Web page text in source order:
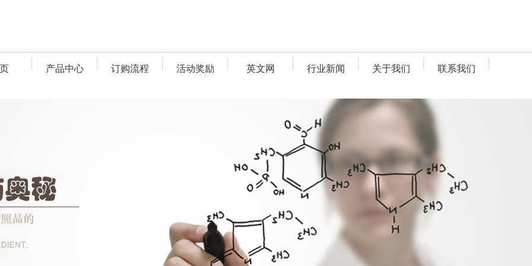
产品中心 订购流程 活动奖励 英文网 行业新闻 关于我们 联系我们